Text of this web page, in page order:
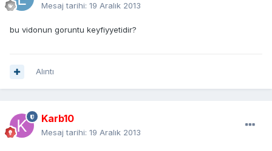
Mesaj tarihi: 19 Aralık 2013
bu vidonun goruntu keyfiyyetidir?
Alıntı
Karb10
Mesaj tarihi: 19 Aralık 2013